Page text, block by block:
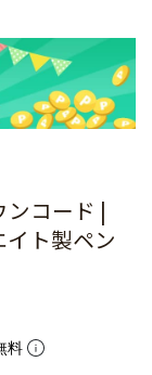
コード |
イト製ペン
料